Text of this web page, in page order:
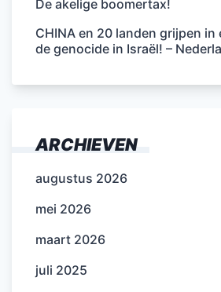
De akelige boomertax!
CHINA en 20 landen grijpen in
de genocide in Israël! –
ARCHIEVEN
augustus 2026
mei 2026
maart 2026
juli 2025